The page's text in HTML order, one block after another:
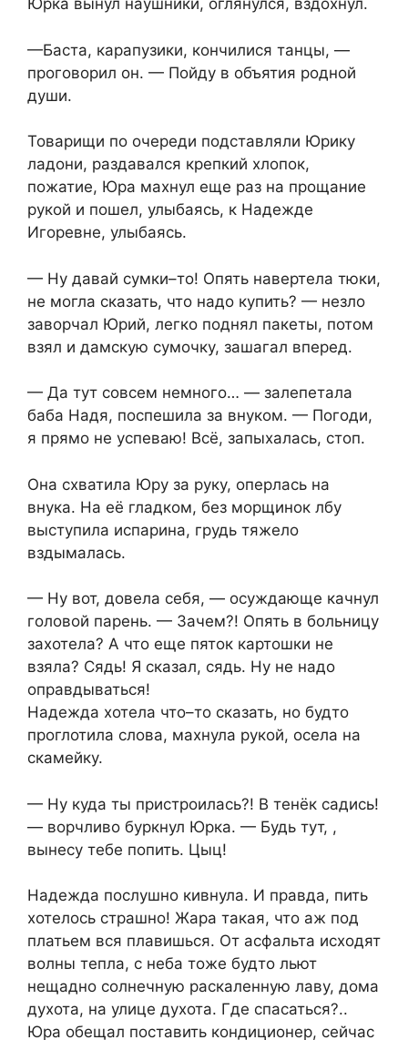
Юрка вынул наушники, оглянулся, вздохнул.
—Баста, карапузики, кончилися танцы, —
проговорил он. — Пойду в объятия родной
души.
Товарищи по очереди подставляли Юрику
ладони, раздавался крепкий хлопок,
пожатие, Юра махнул еще раз на прощание
рукой и пошел, улыбаясь, к Надежде
Игоревне, улыбаясь.
— Ну давай сумки–то! Опять навертела тюки,
не могла сказать, что надо купить? — незло
заворчал Юрий, легко поднял пакеты, потом
взял и дамскую сумочку, зашагал вперед.
— Да тут совсем немного… — залепетала
баба Надя, поспешила за внуком. — Погоди,
я прямо не успеваю! Всё, запыхалась, стоп.
Она схватила Юру за руку, оперлась на
внука. На её гладком, без морщинок лбу
выступила испарина, грудь тяжело
вздымалась.
— Ну вот, довела себя, — осуждающе качнул
головой парень. — Зачем?! Опять в больницу
захотела? А что еще пяток картошки не
взяла? Сядь! Я сказал, сядь. Ну не надо
оправдываться!
Надежда хотела что–то сказать, но будто
проглотила слова, махнула рукой, осела на
скамейку.
— Ну куда ты пристроилась?! В тенёк садись!
— ворчливо буркнул Юрка. — Будь тут, ,
вынесу тебе попить. Цыц!
Надежда послушно кивнула. И правда, пить
хотелось страшно! Жара такая, что аж под
платьем вся плавишься. От асфальта исходят
волны тепла, с неба тоже будто льют
нещадно солнечную раскаленную лаву, дома
духота, на улице духота. Где спасаться?..
Юра обещал поставить кондиционер, сейчас